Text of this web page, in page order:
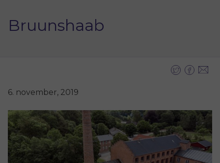
Bruunshaab
6. november, 2019